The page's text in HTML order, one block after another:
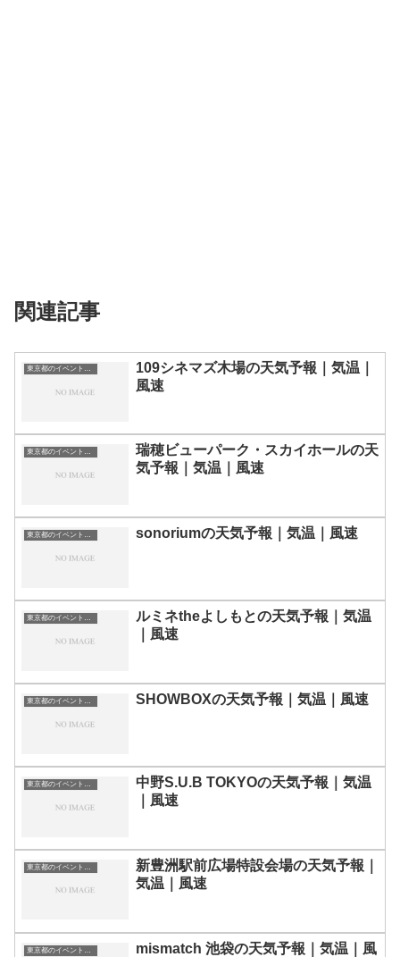
関連記事
東京都のイベント会場一覧
109シネマズ木場の天気予報｜気温｜
風速
東京都のイベント会場一覧
瑞穂ビューパーク・スカイホールの天
気予報｜気温｜風速
東京都のイベント会場一覧 sonoriumの天気予報｜気温｜風速
東京都のイベント会場一覧
ルミネtheよしもとの天気予報｜気温
｜風速
東京都のイベント会場一覧 SHOWBOXの天気予報｜気温｜風速
東京都のイベント会場一覧
中野S.U.B TOKYOの天気予報｜気温
｜風速
東京都のイベント会場一覧
新豊洲駅前広場特設会場の天気予報｜
気温｜風速
mismatch 池袋の天気予報｜気温｜風